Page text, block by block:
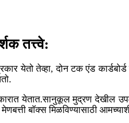
तत्त्वे:
येतो तेव्हा, दोन टक एंड
येतात.सानुकूल मुद्रण देखील
बॉक्स मिळविण्यासाठी